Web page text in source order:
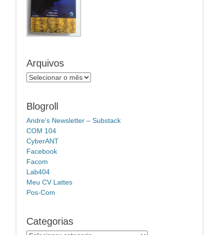
Arquivos
Arquivos
Blogroll
Andre's Newsletter – Substack
COM 104
CyberANT
Facebook
Facom
Lab404
Meu CV Lattes
Pos-Com
Categorias